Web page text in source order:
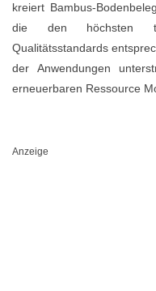
kreiert Bambus-
die den höchsten
Qualitätsstandards
der Anwendungen
erneuerbaren Ressource
Anzeige